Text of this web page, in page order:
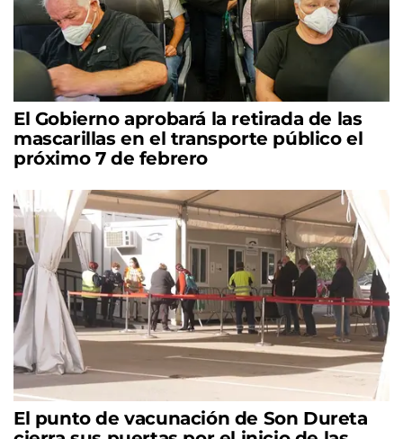
El Gobierno aprobará la retirada de las
mascarillas en el transporte público el
próximo 7 de febrero
El punto de vacunación de Son Dureta